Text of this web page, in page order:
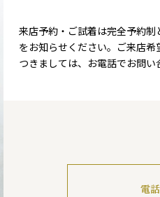
来店予約・ご試着は完全予約
をお知らせください。ご来店
つきましては、お電話でお問い
電